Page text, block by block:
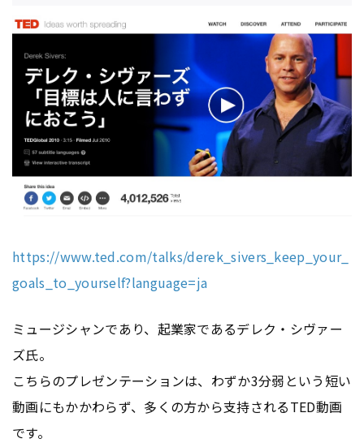
https://www.ted.com/talks/derek_sivers_keep_your_
goals_to_yourself?language=ja
ミュージシャンであり、起業家であるデレク・シヴァー
ズ氏。
こちらのプレゼンテーションは、わずか3分弱という短い
動画にもかかわらず、多くの方から支持されるTED動画
です。